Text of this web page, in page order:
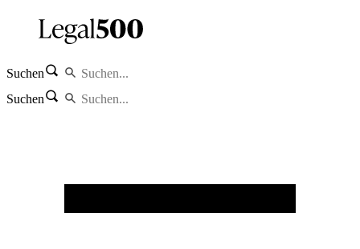
Suchen
Suchen